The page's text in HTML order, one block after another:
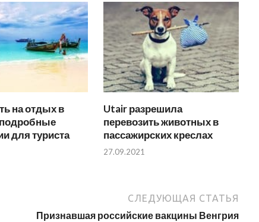
на отдых в
для туриста
Utair разрешила
перевозить животных в
пассажирских креслах
27.09.2021
СЛЕДУЮЩАЯ СТАТЬЯ
Признавшая российские вакцины Венгрия